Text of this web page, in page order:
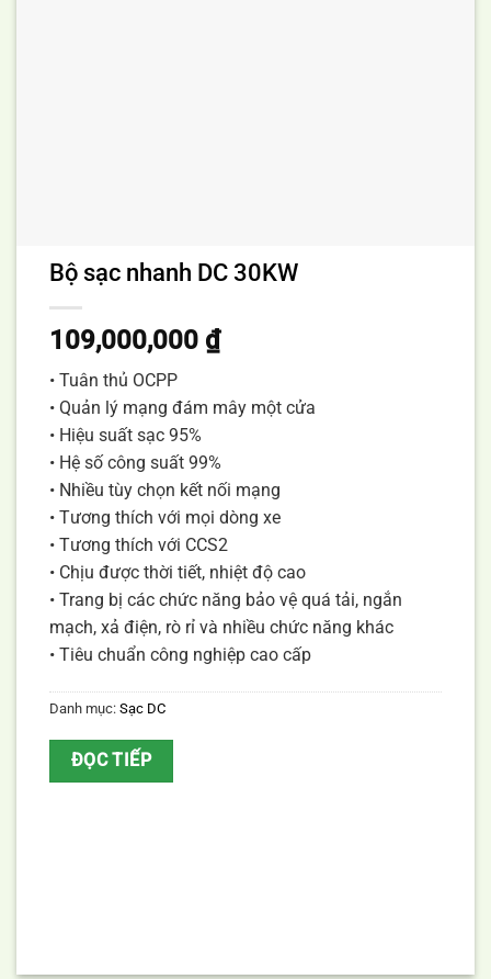
Bộ sạc nhanh DC 30KW
109,000,000 ₫
• Tuân thủ OCPP
• Quản lý mạng đám mây một cửa
• Hiệu suất sạc 95%
• Hệ số công suất 99%
• Nhiều tùy chọn kết nối mạng
• Tương thích với mọi dòng xe
• Tương thích với CCS2
• Chịu được thời tiết, nhiệt độ cao
• Trang bị các chức năng bảo vệ quá tải, ngắn
mạch, xả điện, rò rỉ và nhiều chức năng khác
• Tiêu chuẩn công nghiệp cao cấp
Danh mục: Sạc DC
ĐỌC TIẾP